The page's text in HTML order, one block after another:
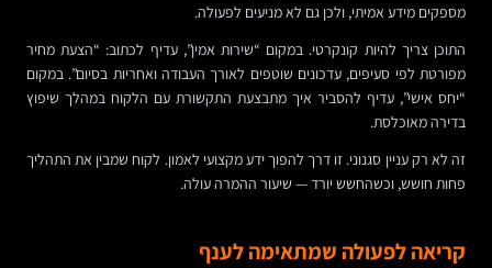
מספקים מידע אמיתי, ולכן גם לא מניעים לפעולה.
התוכן צריך להיות קונקרטי. במקום “שירות אמין”, עדיף לכתוב: “הצעת מחיר
מפורטת לפי סעיפים, עדכונים שוטפים לאורך העבודה ואחריות בסיום”. במקום
“יחס אישי”, עדיף להסביר איך מתבצעת התקשורת עם הלקוח במהלך שיפוץ
בדירה מאוכלסת.
זה לא רק עניין סגנוני. זו דרך להפוך ידע מקצועי לאמון. לקוח שמבין את התהליך
פחות חושש, וכשהחשש יורד — שיעור ההמרה עולה.
קריאה לפעולה שמתאימה לענף